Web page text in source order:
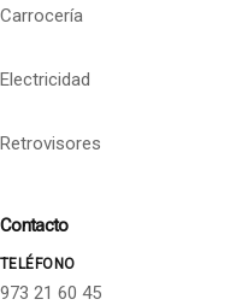
Carrocería
Electricidad
Retrovisores
Contacto
TELÉFONO
973 21 60 45